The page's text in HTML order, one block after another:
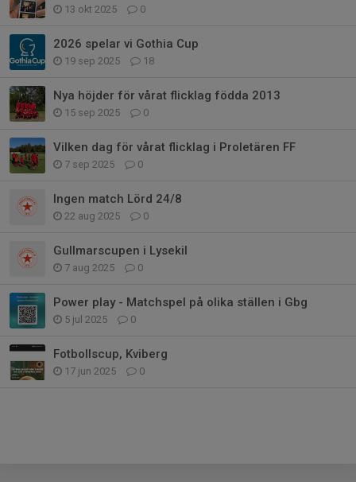
13 okt 2025 0
2026 spelar vi Gothia Cup
19 sep 2025 18
Nya höjder för vårat flicklag födda 2013
15 sep 2025 0
Vilken dag för vårat flicklag i Proletären FF
7 sep 2025 0
Ingen match Lörd 24/8
22 aug 2025 0
Gullmarscupen i Lysekil
7 aug 2025 0
Power play - Matchspel på olika ställen i Gbg
5 jul 2025 0
Fotbollscup, Kviberg
17 jun 2025 0